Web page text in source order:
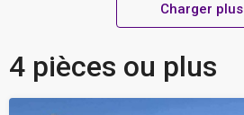
Charger plus
4 pièces ou plus